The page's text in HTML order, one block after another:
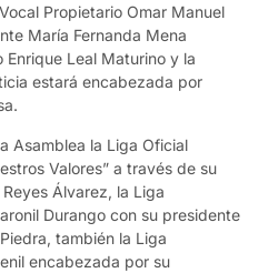
Propietario Omar Manuel
María Fernanda Mena
Leal Maturino y la
estará encabezada por
Asamblea la Liga Oficial
Valores” a través de su
Álvarez, la Liga
Durango con su presidente
también la Liga
encabezada por su